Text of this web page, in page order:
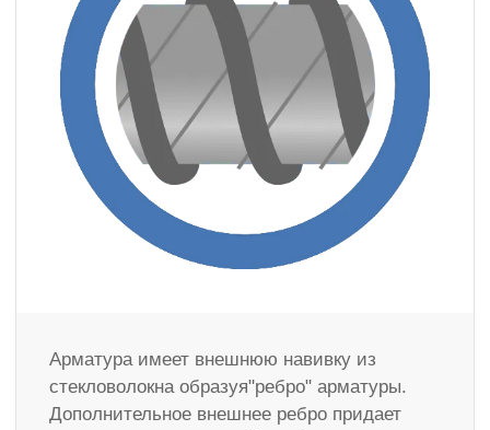
Арматура имеет внешнюю навивку из
стекловолокна образуя"ребро" арматуры.
Дополнительное внешнее ребро придает